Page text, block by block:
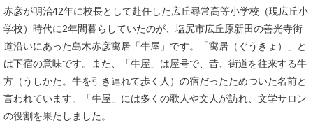
赤彦が明治42年に校長として赴任した広丘尋常高等小学校（現広丘小
学校）時代に2年間暮らしていたのが、塩尻市広丘原新田の善光寺街
道沿いにあった島木赤彦寓居「牛屋」です。「寓居（ぐうきょ）」と
は下宿の意味です。また、「牛屋」は屋号で、昔、街道を往来する牛
方（うしかた。牛を引き連れて歩く人）の宿だったためついた名前と
言われています。「牛屋」には多くの歌人や文人が訪れ、文学サロン
の役割を果たしました。